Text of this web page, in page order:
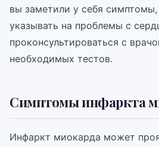
вы заметили у себя
указывать на проблемы с
проконсультироваться с
необходимых тестов.
Симптомы инфаркта
Инфаркт миокарда может